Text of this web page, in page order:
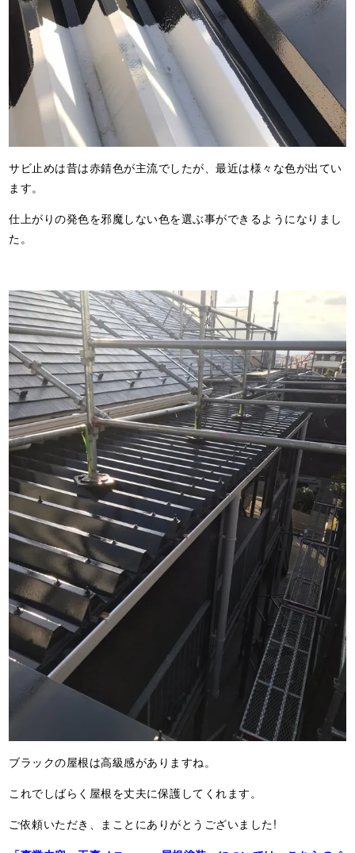
サビ止めは昔は赤錆色が主流でしたが、最近は様々な色が出てい
ます。
仕上がりの発色を邪魔しない色を選ぶ事ができるようになりまし
た。
ブラックの屋根は高級感がありますね。
これでしばらく屋根を丈夫に保護してくれます。
ご依頼いただき、まことにありがとうございました!